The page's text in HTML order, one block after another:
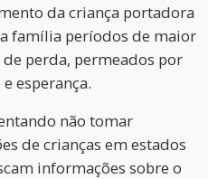
da criança portadora
família períodos de maior
perda, permeados por
esperança.
não tomar
de crianças em estados
informações sobre o